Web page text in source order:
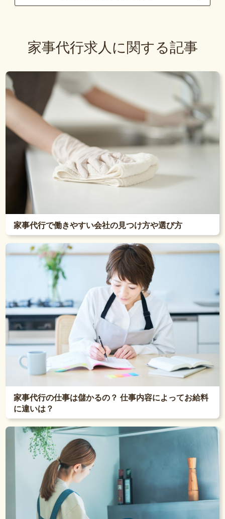
家事代行求人に関する記事
家事代行で働きやすい会社の見つけ方や選び方
家事代行の仕事は儲かるの？ 仕事内容によってお給料
に違いは？